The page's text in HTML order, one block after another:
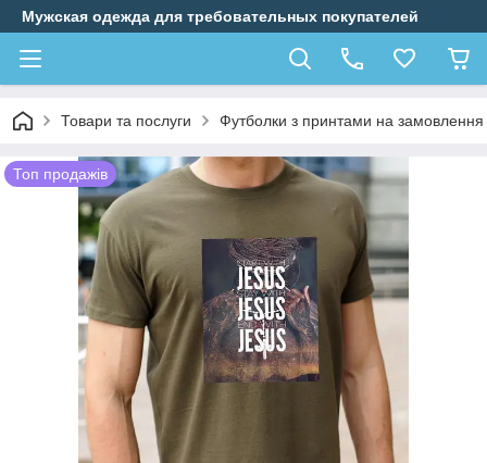
Мужская одежда для требовательных покупателей
Товари та послуги Футболки з принтами на замовлення
Топ продажів